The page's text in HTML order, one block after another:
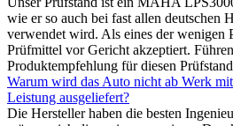
wie er so auch bei fast allen deutschen
verwendet wird. Als eines der wenigen
Prüfmittel vor Gericht akzeptiert.
Produktempfehlung für diesen
Warum wird das Auto nicht ab Werk
Leistung ausgeliefert?
Die Hersteller haben die besten